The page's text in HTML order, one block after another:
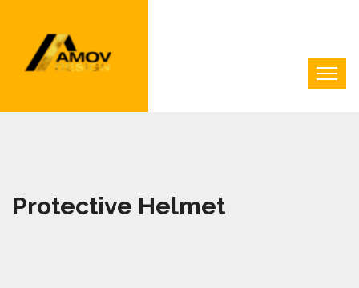
Protective Helmet